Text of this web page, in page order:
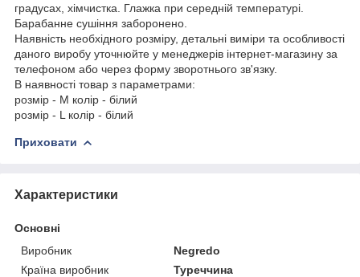
градусах, хімчистка. Глажка при середній температурі.
Барабанне сушіння заборонено.
Наявність необхідного розміру, детальні виміри та особливості
даного виробу уточнюйте у менеджерів інтернет-магазину за
телефоном або через форму зворотнього зв'язку.
В наявності товар з параметрами:
розмір - M колір - білий
розмір - L колір - білий
Приховати
Характеристики
Основні
Виробник
Negredo
Країна виробник
Туреччина